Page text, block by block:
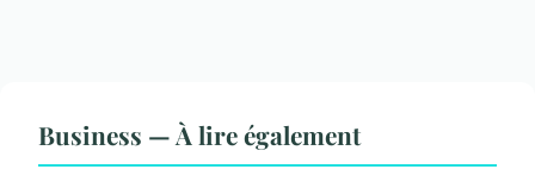
Business — À lire également